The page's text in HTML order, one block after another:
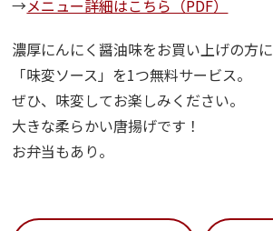
→メニュー詳細はこちら（PDF）
濃厚にんにく醤油味をお買い上げの方に
「味変ソース」を1つ無料サービス。
ぜひ、味変してお楽しみください。
大きな柔らかい唐揚げです！
お弁当もあり。